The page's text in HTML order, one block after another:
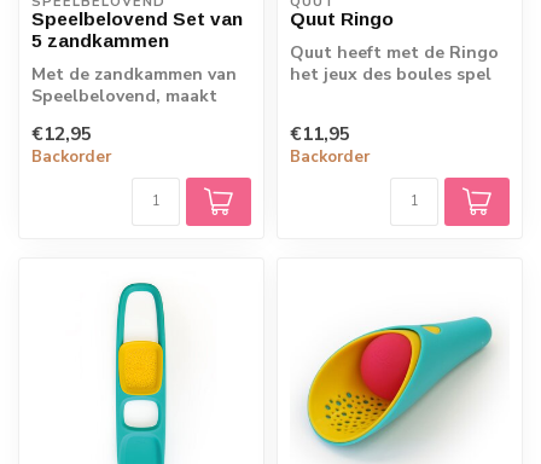
Speelbelovend Set van
5 zandkammen
Met de zandkammen van
Speelbelovend, maakt
kunstwerken in d...
€12,95
Backorder
Quut Ringo
Quut heeft met de Ringo
het jeux des boules spel
€11,95
Backorder